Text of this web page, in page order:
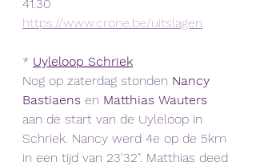
41.30
https://www.crone.be/uitslagen
* Uyleloop Schriek
Nog op zaterdag stonden Nancy
Bastiaens en Matthias Wauters
aan de start van de Uyleloop in
Schriek. Nancy werd 4e op de 5km
in een tijd van 23'32". Matthias deed